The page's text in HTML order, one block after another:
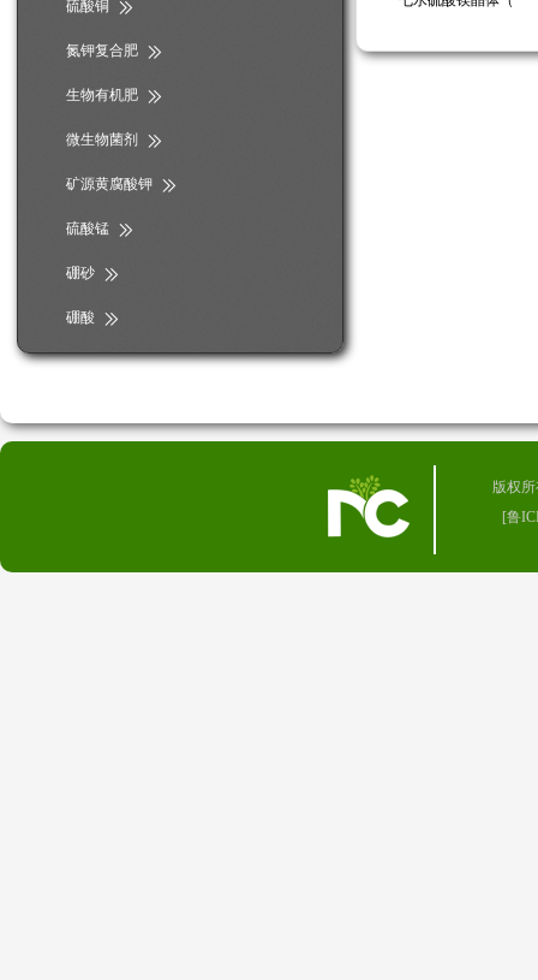
硫酸铜
氮钾复合肥
生物有机肥
微生物菌剂
矿源黄腐酸钾
硫酸锰
硼砂
硼酸
版权
[鲁